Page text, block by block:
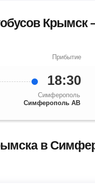
Прибытие
18:30
Симферополь
Симферополь АВ
в